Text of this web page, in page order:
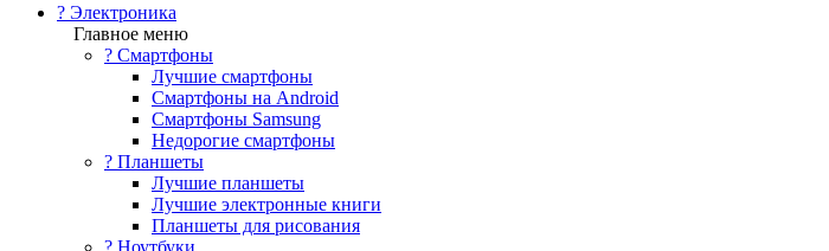
? Электроника
Главное меню
? Смартфоны
Лучшие смартфоны
Смартфоны на Android
Смартфоны Samsung
Недорогие смартфоны
? Планшеты
Лучшие планшеты
Лучшие электронные книги
Планшеты для рисования
? Ноутбуки